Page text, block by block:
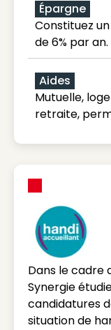
Épargne
Constituez
de 6% par an.
Aides
Mutuelle,
retraite,
Dans le cadre
Synergie
candidatures
situation de